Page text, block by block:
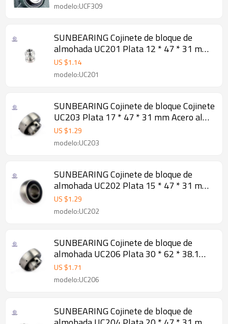
modelo:UCF309
SUNBEARING Cojinete de bloque de
almohada UC201 Plata 12 * 47 * 31 mm
Acero inoxidable GCR15
US $1.14
modelo:UC201
SUNBEARING Cojinete de bloque Cojinete
UC203 Plata 17 * 47 * 31 mm Acero al
cromo GCR15
US $1.29
modelo:UC203
SUNBEARING Cojinete de bloque de
almohada UC202 Plata 15 * 47 * 31 mm
Acero al cromo GCR15
US $1.29
modelo:UC202
SUNBEARING Cojinete de bloque de
almohada UC206 Plata 30 * 62 * 38.1
mm Acero al cromo GCR15
US $1.71
modelo:UC206
SUNBEARING Cojinete de bloque de